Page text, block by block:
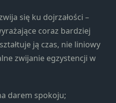
się ku dojrzałości –
coraz bardziej
ją czas, nie liniowy
zwijanie egzystencji w
darem spokoju;
na podstawie
tego, jak
strona jest
używana.
Aby nasza